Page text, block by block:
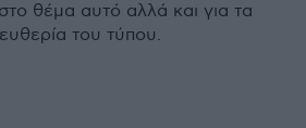
θέμα αυτό αλλά και για τα
του τύπου.